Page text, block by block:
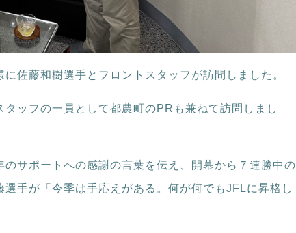
佐藤和樹選手とフロントスタッフが訪問しました。
ッフの一員として都農町のPRも兼ねて訪問しまし
サポートへの感謝の言葉を伝え、開幕から７連勝中の
手が「今季は手応えがある。何が何でもJFLに昇格し